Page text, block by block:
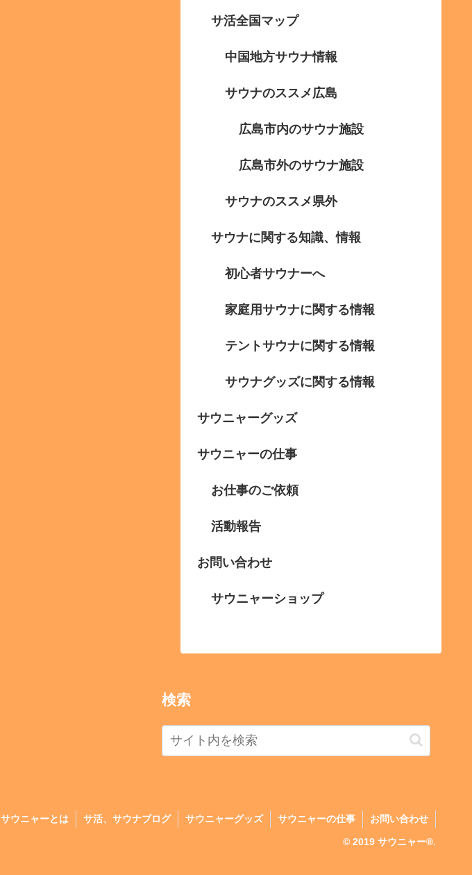
サ活全国マップ
中国地方サウナ情報
サウナのススメ広島
広島市内のサウナ施設
広島市外のサウナ施設
サウナのススメ県外
サウナに関する知識、情報
初心者サウナーへ
家庭用サウナに関する情報
テントサウナに関する情報
サウナグッズに関する情報
サウニャーグッズ
サウニャーの仕事
お仕事のご依頼
活動報告
お問い合わせ
サウニャーショップ
検索
サウニャーとは サ活、サウナブログ サウニャーグッズ サウニャーの仕事 お問い合わせ
© 2019 サウニャー®.